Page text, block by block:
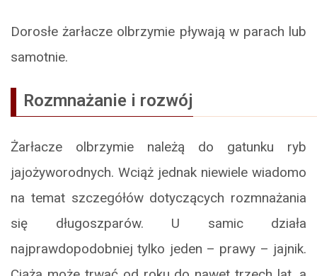
Dorosłe żarłacze olbrzymie pływają w parach lub
samotnie.
Rozmnażanie i rozwój
Żarłacze olbrzymie należą do gatunku ryb
jajożyworodnych. Wciąż jednak niewiele wiadomo
na temat szczegółów dotyczących rozmnażania
się długoszparów. U samic działa
najprawdopodobniej tylko jeden – prawy – jajnik.